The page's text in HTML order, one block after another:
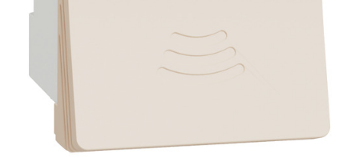
Prize și fișe industriale
Suporturi de fixare
Termostate
Variator de tensiune